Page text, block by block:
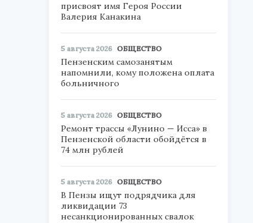
присвоят имя Героя России
Валерия Канакина
5 августа 2026 ОБЩЕСТВО
Пензенским самозанятым
напомнили, кому положена оплата
больничного
5 августа 2026 ОБЩЕСТВО
Ремонт трассы «Лунино — Исса» в
Пензенской области обойдётся в
74 млн рублей
5 августа 2026 ОБЩЕСТВО
В Пензы ищут подрядчика для
ликвидации 73
несанкционированных свалок